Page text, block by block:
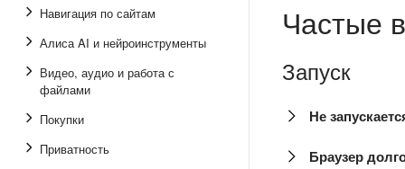
Навигация по сайтам
Алиса AI и нейроинструменты
Видео, аудио и работа с
файлами
Покупки
Приватность
Частые
Запуск
Не
Браузер